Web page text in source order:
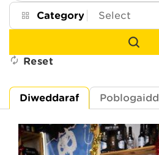
Category
Reset
Diweddaraf Poblogaidd